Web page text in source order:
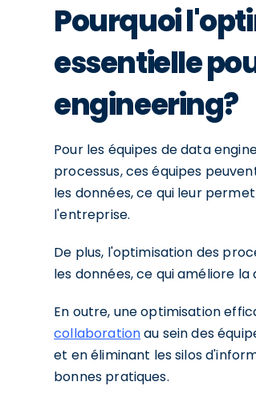
Pourquoi
essentielle
engineering?
Pour les équipes de data
processus, ces équipes
les données, ce qui leur
l'entreprise.
De plus, l'optimisation des
les données, ce qui améliore
En outre, une optimisation
collaborationau sein des
et en éliminant les silos
bonnes pratiques.